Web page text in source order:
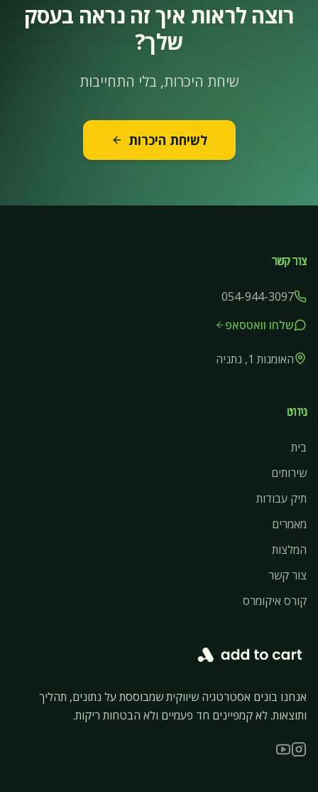
רוצה לראות איך זה נראה בעסק
שלך?
שיחת היכרות, בלי התחייבות
לשיחת היכרות
צור קשר
054-944-3097
שלחו וואטסאפ
האומנות 1, נתניה
ניווט
בית
שירותים
תיק עבודות
מאמרים
המלצות
צור קשר
קורס איקומרס
אנחנו בונים אסטרטגיה שיווקית שמבוססת על נתונים, תהליך
ותוצאות. לא קמפיינים חד פעמיים ולא הבטחות ריקות.